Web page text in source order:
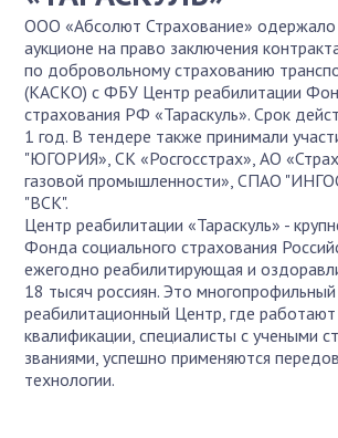
ООО «Абсолют Страхование»
аукционе на право заключения
по добровольному страхованию
(КАСКО) с ФБУ Центр реабилитации
страхования РФ «Тараскуль». Срок
1 год. В тендере также принимали
"ЮГОРИЯ», СК «Росгосстрах», АО
газовой промышленности», СПАО
"ВСК".
Центр реабилитации «Тараскуль» -
Фонда социального страхования
ежегодно реабилитирующая и
18 тысяч россиян. Это многопрофильный
реабилитационный Центр, где
квалификации, специалисты с учеными
званиями, успешно применяются
технологии.